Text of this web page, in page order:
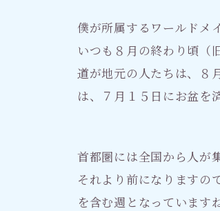
僕が所属するワールドメ
いつも８月の終わり頃（
道が地元の人たちは、８
は、７月１５日にお盆を
首都圏には全国から人が
それより前になりますの
を含む週となっています